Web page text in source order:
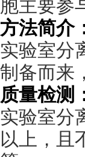
胞主要参
方法简介
实验室分
制备而来
质量检测
实验室分
以上，且